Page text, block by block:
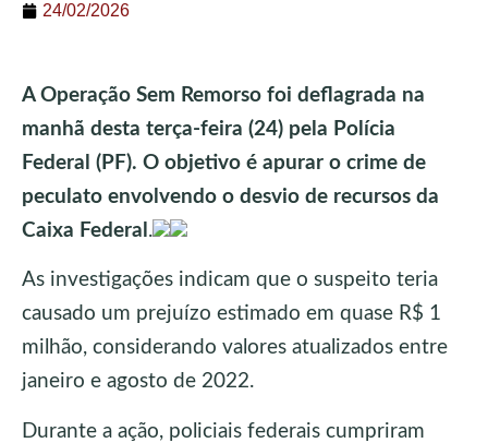
24/02/2026
A Operação Sem Remorso foi deflagrada na
manhã desta terça-feira (24) pela Polícia
Federal (PF). O objetivo é apurar o crime de
peculato envolvendo o desvio de recursos da
Caixa Federal .
As investigações indicam que o suspeito teria
causado um prejuízo estimado em quase R$ 1
milhão, considerando valores atualizados entre
janeiro e agosto de 2022.
Durante a ação, policiais federais cumpriram